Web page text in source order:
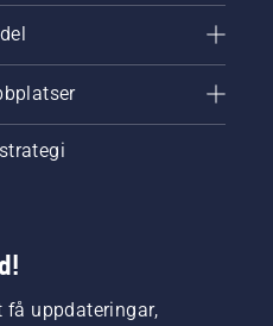
få uppdateringar,